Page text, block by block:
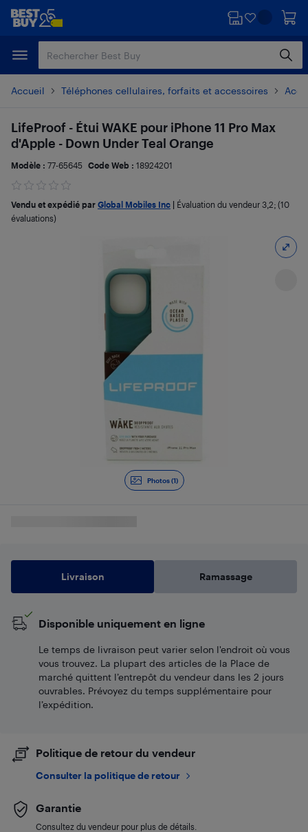
Passer
principal
Passer
Accueil Téléphones cellulaires, forfaits et accessoires
Photos (1)
LifeProof - Étui WAKE pour iPhone 11 Pro Max
d'Apple - Down Under Teal Orange
Modèle : 77-65645 Code Web : 18924201
Vendu et expédié par Global Mobiles Inc Évaluation du vendeur 3,2; (10
évaluations)
Livraison Ramassage
Disponible uniquement en ligne
Le temps de livraison peut varier selon l'endroit où vous
vous trouvez. La plupart des articles de la Place de
marché quittent l’entrepôt du vendeur dans les 2 jours
ouvrables. Prévoyez du temps supplémentaire pour
l’expédition.
Politique de retour du vendeur
Consulter la politique de retour
Garantie
Consultez du vendeur pour plus de détails.